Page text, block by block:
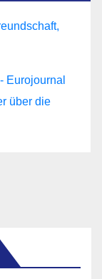
Eurojournal
über die